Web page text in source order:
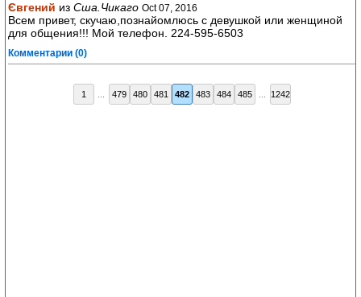
Євгений из Сша.Чикаго Oct 07, 2016
Всем привет, скучаю,познайомлюсь с девушкой или женщиной
для общения!!! Мой телефон. 224-595-6503
Комментарии (0)
1 479 480 481 482 483 484 485 1242